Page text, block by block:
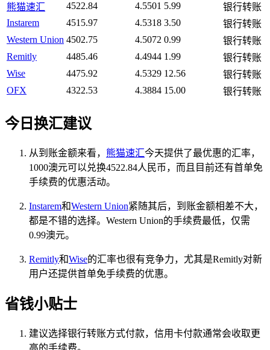
熊猫速汇
4522.84 4.5501 5.99
银行转账
Instarem
4515.97 4.5318 3.50
银行转账
Western Union 4502.75 4.5072 0.99
银行转账
Remitly
4485.46 4.4944 1.99
银行转账
Wise
4475.92 4.5329 12.56
银行转账
OFX
4322.53 4.3884 15.00 银行转账
今日换汇建议
从到账金额来看， 熊猫速汇今天提供了最优惠的汇率，
1000澳元可以兑换4522.84人民币，而且目前还有首单免
手续费的优惠活动。
Instarem和Western Union紧随其后，到账金额相差不大，
都是不错的选择。Western Union的手续费最低，仅需
0.99澳元。
Remitly和Wise的汇率也很有竞争力，尤其是Remitly对新
用户还提供首单免手续费的优惠。
省钱小贴士
建议选择银行转账方式付款，信用卡付款通常会收取更
高的手续费。